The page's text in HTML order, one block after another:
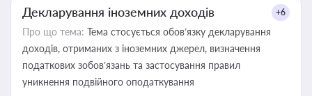
Декларування іноземних доходів +6
Про що тема: Тема стосується обов’язку декларування
доходів, отриманих з іноземних джерел, визначення
податкових зобов’язань та застосування правил
уникнення подвійного оподаткування